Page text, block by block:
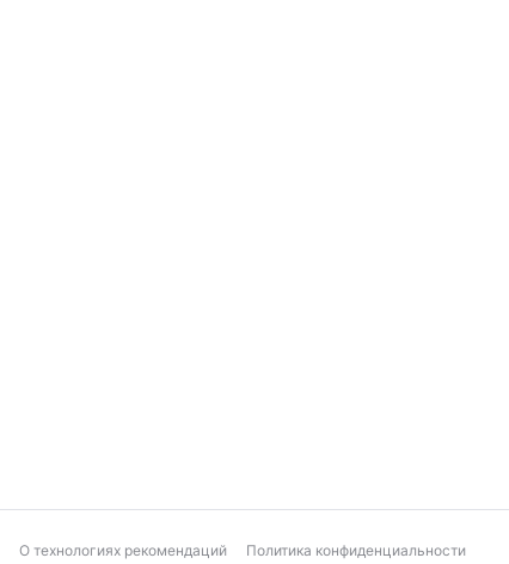
О технологиях рекомендаций Политика конфиденциальности